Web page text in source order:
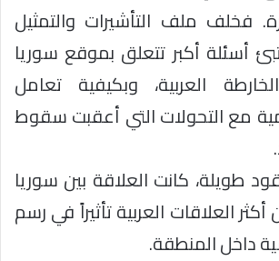
فخلف ملف التأشيرات والتمثيل
أسئلة أكبر تتعلق بموقع سوريا
العربية، وبكيفية تعامل
مع التحولات التي أعقبت سقوط
طويلة، كانت العلاقة بين سوريا
العلاقات العربية تأثيراً في رسم
داخل المنطقة.